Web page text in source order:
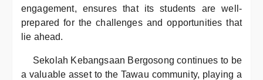
engagement, ensures that its students are well-
prepared for the challenges and opportunities that
lie ahead.
Sekolah Kebangsaan Bergosong continues to be
a valuable asset to the Tawau community, playing a